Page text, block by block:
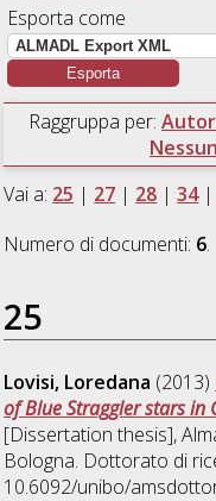
Esporta come
Raggruppa per:
Vai a: 25 | 27 | 28 |34
Numero di documenti: 6.
25
Lovisi, Loredana (2013)
of Blue Straggler stars in
[Dissertation thesis],
Bologna. Dottorato di
10.6092/unibo/